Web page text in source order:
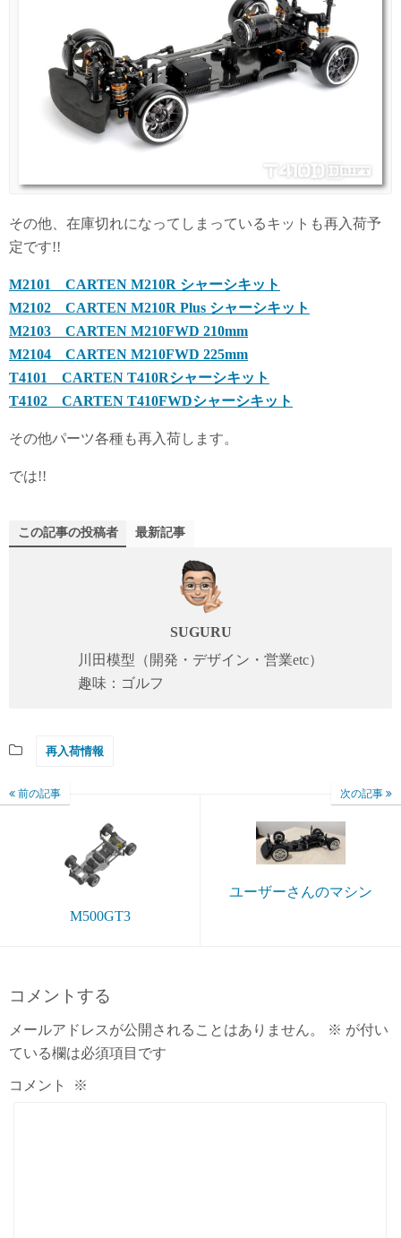
その他、在庫切れになってしまっているキットも再入荷予
定です!!
M2101 CARTEN M210R シャーシキット
M2102 CARTEN M210R Plus シャーシキット
M2103 CARTEN M210FWD 210mm
M2104 CARTEN M210FWD 225mm
T4101 CARTEN T410Rシャーシキット
T4102 CARTEN T410FWDシャーシキット
その他パーツ各種も再入荷します。
では!!
この記事の投稿者 最新記事
SUGURU
川田模型（開発・デザイン・営業etc）
趣味：ゴルフ
再入荷情報
前の記事
M500GT3
次の記事
ユーザーさんのマシン
コメントする
メールアドレスが公開されることはありません。 ※ が付い
ている欄は必須項目です
コメント ※